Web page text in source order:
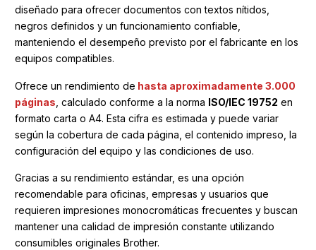
diseñado para ofrecer documentos con textos nítidos,
negros definidos y un funcionamiento confiable,
manteniendo el desempeño previsto por el fabricante en los
equipos compatibles.
Ofrece un rendimiento de hasta aproximadamente 3.000
páginas , calculado conforme a la norma ISO/IEC 19752 en
formato carta o A4. Esta cifra es estimada y puede variar
según la cobertura de cada página, el contenido impreso, la
configuración del equipo y las condiciones de uso.
Gracias a su rendimiento estándar, es una opción
recomendable para oficinas, empresas y usuarios que
requieren impresiones monocromáticas frecuentes y buscan
mantener una calidad de impresión constante utilizando
consumibles originales Brother.